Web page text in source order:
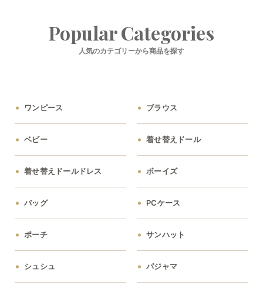
Popular Categories
人気のカテゴリーから商品を探す
ワンピース ブラウス
ベビー 着せ替えドール
着せ替えドールドレス ボーイズ
バッグ PCケース
ポーチ サンハット
シュシュ パジャマ